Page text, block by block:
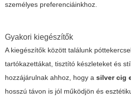
személyes preferenciáinkhoz.
Gyakori kiegészítők
A kiegészítők között találunk
tartókazettákat, tisztító készleteket és
hozzájárulnak ahhoz, hogy a silver cig
hosszú távon is jól működjön és